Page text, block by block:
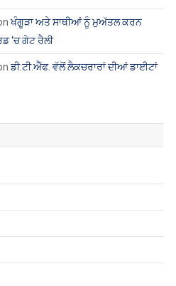
ਖੰਗੂੜਾ ਅਤੇ ਸਾਥੀਆਂ ਨੂੰ ਮੁਅੱਤਲ ਕਰਨ
‘ਚ ਗੇਟ ਰੈਲੀ
ਡੀ.ਟੀ.ਐੱਫ. ਵੱਲੋਂ ਲੈਕਚਰਾਰਾਂ ਦੀਆਂ ਡਾਈਟਾਂ